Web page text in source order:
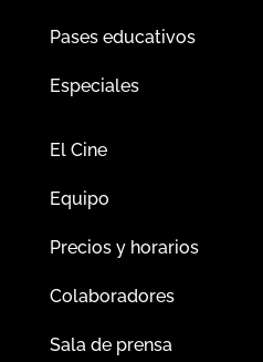
Pases educativos
Especiales
El Cine
Equipo
Precios y horarios
Colaboradores
Sala de prensa